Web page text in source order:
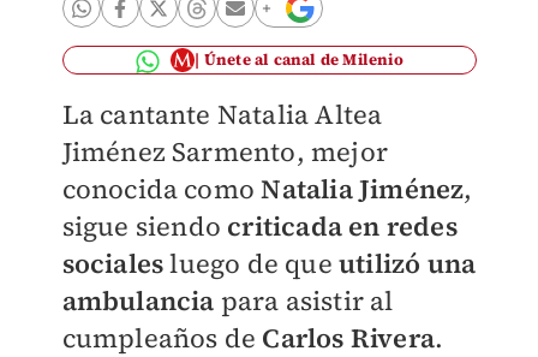
Únete al canal de Milenio
La cantante Natalia Altea
Jiménez Sarmento, mejor
conocida comoNatalia Jiménez,
sigue siendo criticada en redes
socialesluego de que utilizó una
ambulancia para asistir al
cumpleaños de Carlos Rivera.